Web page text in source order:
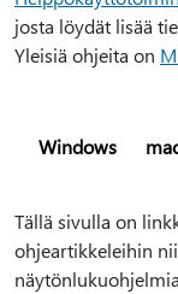
josta löydät lisää
Yleisiä ohjeita on
Windows
Tällä sivulla on
ohjeartikkeleihin